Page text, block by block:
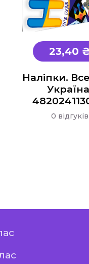
23,40 ₴
Наліпки.
0 відгуків